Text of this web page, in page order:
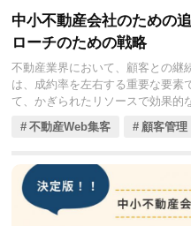
中小不動産会社のための
ローチのための戦略
不動産業界において、顧客との継
は、成約率を左右する重要な要素
て、かぎられたリソースで効果的
っています。
今回の記事では、追客の基本的な
ツールの導入方法、成功事例を交
見ていきましょう。
不動産Web集客 顧客管理